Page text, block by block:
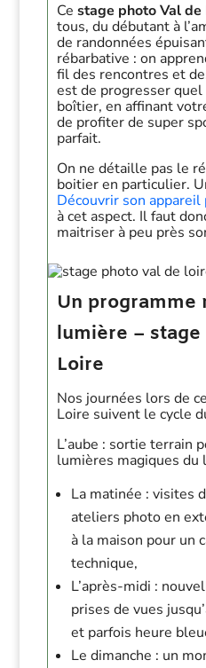
Ce stage photo Val de
tous, du débutant à
de randonnées
rébarbative : on
fil des rencontres et
est de progresser
boîtier, en affinant
de profiter de super
parfait.
On ne détaille pas le
boitier en particulier.
Découvrir son appareil
à cet aspect. Il faut
maitriser à peu près
Un programme
lumière – stage
Loire
Nos journées lors de
Loire suivent le cycle
L’aube : sortie terrain
lumières magiques du
La matinée : visites
ateliers photo en
à la maison pour un
technique,
L’après-midi :
prises de vues
et parfois heure
Le dimanche : un